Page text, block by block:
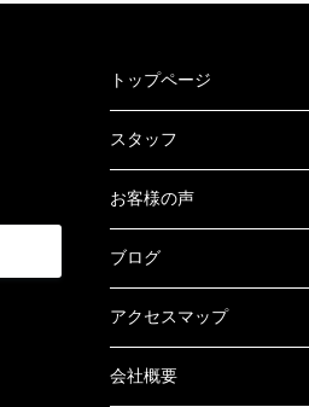
トップページ
スタッフ
お客様の声
ブログ
アクセスマップ
会社概要